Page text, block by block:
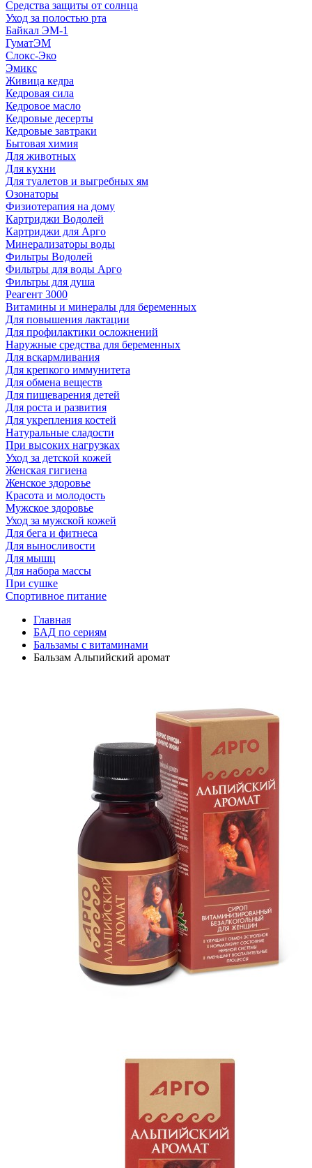
Средства защиты от солнца
Уход за полостью рта
Байкал ЭМ-1
ГуматЭМ
Слокс-Эко
Эмикс
Живица кедра
Кедровая сила
Кедровое масло
Кедровые десерты
Кедровые завтраки
Бытовая химия
Для животных
Для кухни
Для туалетов и выгребных ям
Озонаторы
Физиотерапия на дому
Картриджи Водолей
Картриджи для Арго
Минерализаторы воды
Фильтры Водолей
Фильтры для воды Арго
Фильтры для душа
Реагент 3000
Витамины и минералы для беременных
Для повышения лактации
Для профилактики осложнений
Наружные средства для беременных
Для вскармливания
Для крепкого иммунитета
Для обмена веществ
Для пищеварения детей
Для роста и развития
Для укрепления костей
Натуральные сладости
При высоких нагрузках
Уход за детской кожей
Женская гигиена
Женское здоровье
Красота и молодость
Мужское здоровье
Уход за мужской кожей
Для бега и фитнеса
Для выносливости
Для мышц
Для набора массы
При сушке
Спортивное питание
Главная
БАД по сериям
Бальзамы с витаминами
Бальзам Альпийский аромат